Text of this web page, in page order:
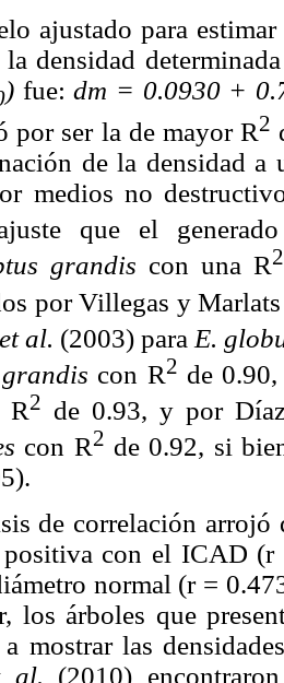
ajustado para
la densidad
) fue:dm = 0.0930 +
por ser la de mayor R2
de la densidad a
medios no
que el
grandis con una R2
por Villegas y
et al. (2003) para E.
con R2 de
R2 de 0.93, y por
con R2 de 0.92, si
de correlación arrojó
positiva con el ICAD
normal (r =
los árboles que
mostrar las
al. (2010)